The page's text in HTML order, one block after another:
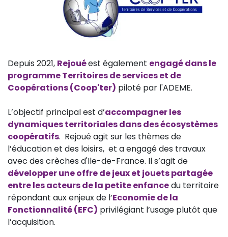
Depuis 2021, Rejouéest également engagé dans le
programme Territoires de services et de
Coopérations (Coop'ter) piloté par l'ADEME.
L’objectif principal est d’accompagner les
dynamiques territoriales dans des écosystèmes
coopératifs. Rejoué agit sur les thèmes de
l’éducation et des loisirs, et a engagé des travaux
avec des crèches d'Ile-de-France. Il s’agit de
développer une offre de jeux et jouets partagée
entre les acteurs de la petite enfancedu territoire
répondant aux enjeux de l’Economie de la
Fonctionnalité (EFC) privilégiant l’usage plutôt que
l’acquisition.